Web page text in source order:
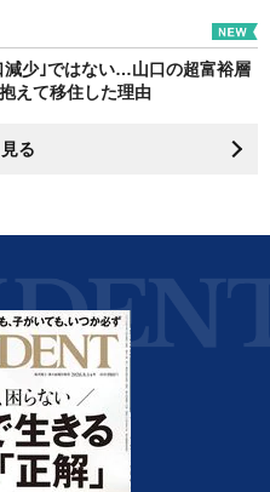
減少｣ではない…山口の超富裕層
えて移住した理由
る